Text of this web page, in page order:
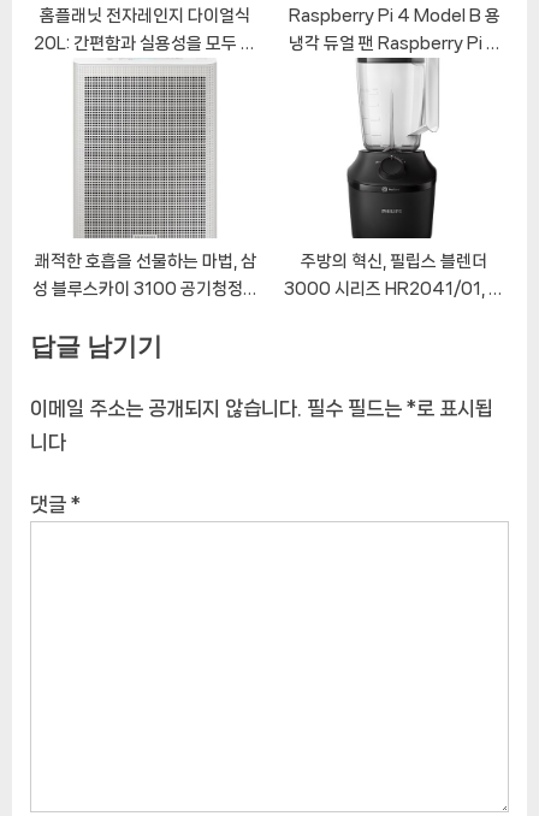
홈플래닛 전자레인지 다이얼식
20L: 간편함과 실용성을 모두 갖
춘 주방 필수템
Raspberry Pi 4 Model B 용
냉각 듀얼 팬 Raspberry Pi 4
Armor 케이스
쾌적한 호흡을 선물하는 마법, 삼
성 블루스카이 3100 공기청정기
주방의 혁신, 필립스 블렌더
3000 시리즈 HR2041/01, 놀
답글 남기기
이메일 주소는 공개되지 않습니다. 필수 필드는 *로 표시됩
니다
댓글 *